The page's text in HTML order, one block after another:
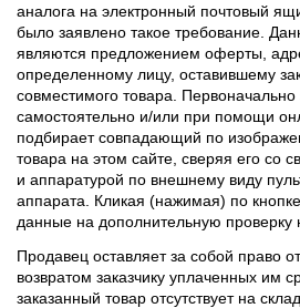
аналога на электронный почтовый
было заявлено такое требование.
являются предложением оферты,
определенному лицу, оставившему
совместимого товара. Первоначально
самостоятельно и/или при помощи
подбирает совпадающий по
товара на этом сайте, сверяя его со
и аппаратурой по внешнему виду
аппарата. Кликая (нажимая) по
данные на дополнительную проверку
Продавец оставляет за собой право
возвратом заказчику уплаченных им
заказанный товар отсутствует на